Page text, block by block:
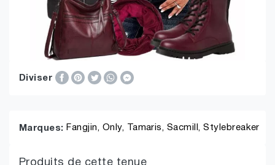
Diviser
Marques:Fangjin, Only, Tamaris, Sacmill,Stylebreaker
Produits de cette tenue